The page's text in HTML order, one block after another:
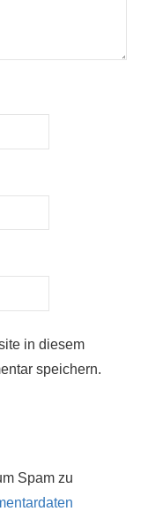
in diesem
speichern.
Spam zu